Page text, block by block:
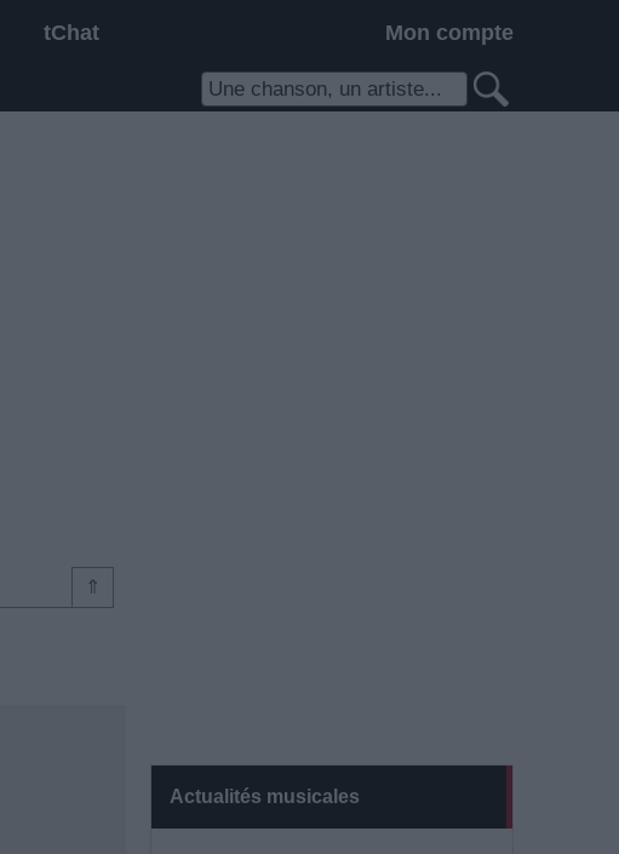
tChat Mon compte
Actualités musicales
⇑